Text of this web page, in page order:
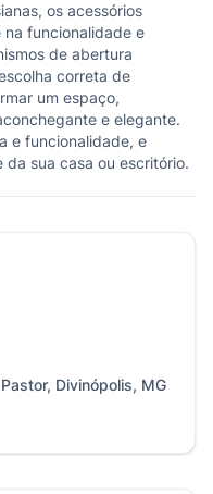
os acessórios
funcionalidade e
de abertura
correta de
um espaço,
e elegante.
e funcionalidade, e
sua casa ou escritório.
Divinópolis, MG